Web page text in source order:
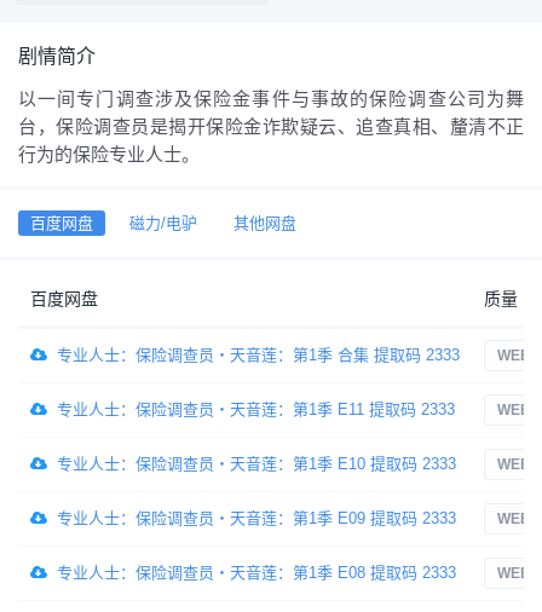
剧情简介
以一间专门调查涉及保险金事件与事故的保险调查公司为舞
台，保险调查员是揭开保险金诈欺疑云、追查真相、釐清不正
行为的保险专业人士。
百度网盘 磁力/电驴 其他网盘
百度网盘 质量
专业人士：保险调查员・天音莲：第1季 合集 提取码 2333 WEB-
专业人士：保险调查员・天音莲：第1季 E11 提取码 2333 WEB-
专业人士：保险调查员・天音莲：第1季 E10 提取码 2333 WEB-
专业人士：保险调查员・天音莲：第1季 E09 提取码 2333 WEB-
专业人士：保险调查员・天音莲：第1季 E08 提取码 2333 WEB-